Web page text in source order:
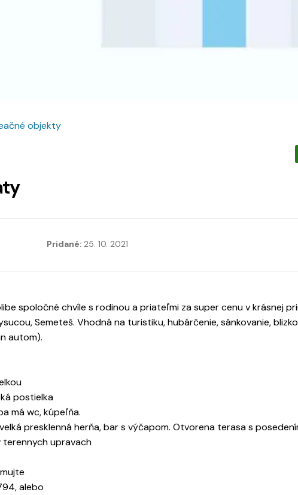
objekty
Pridané: 25. 10. 2021
spoločné chvíle s rodinou a priateľmi za super cenu v krásnej
Semeteš. Vhodná na turistiku, hubárčenie, sánkovanie,
autom).
postielka
má wc, kúpeľňa.
presklenná herňa, bar s výčapom. Otvorena terasa s
terennych upravach
alebo